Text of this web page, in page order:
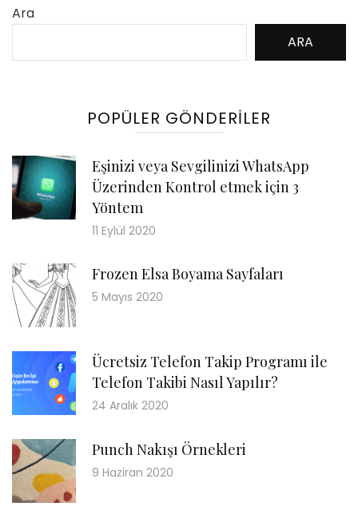
Ara
ARA
POPÜLER GÖNDERILER
Eşinizi veya Sevgilinizi WhatsApp
Üzerinden Kontrol etmek için 3
Yöntem
11 Eylül 2020
Frozen Elsa Boyama Sayfaları
5 Mayıs 2020
Ücretsiz Telefon Takip Programı ile
Telefon Takibi Nasıl Yapılır?
24 Aralık 2020
Punch Nakışı Örnekleri
9 Haziran 2020